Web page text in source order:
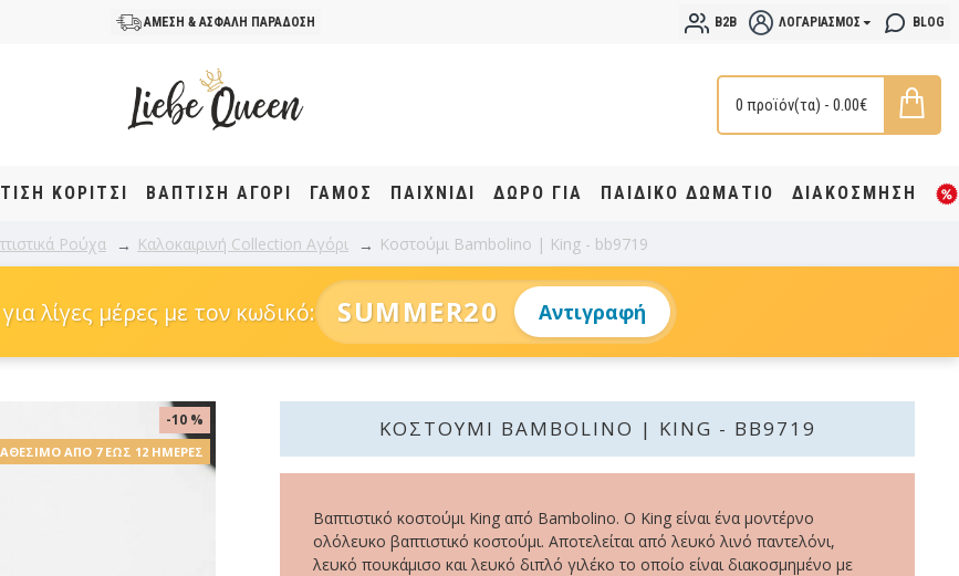
ΑΜΕΣΗ & ΑΣΦΑΛΗ ΠΑΡΑΔΟΣΗ B2B ΛΟΓΑΡΙΑΣΜΌΣ BLOG
0 προϊόν(τα) - 0.00€
KOΡΊΤΣΙ ΒΆΠΤΙΣΗ ΑΓΌΡΙ ΓΑΜΟΣ ΠΑΙΧΝΙΔΙ ΔΩΡΟ ΓΙΑ ΠΑΙΔΙΚΟ ΔΩΜΑΤΙΟ ΔΙΑΚΟΣΜΗΣΗ
Ρούχα Καλοκαιρινή Collection Αγόρι Κοστούμι Bambolino | King - bb9719
λίγες μέρες με τον κωδικό: SUMMER20 Αντιγραφή
-10 %
ΑΠΌ 7 ΈΩΣ 12 ΗΜΈΡΕΣ
ΚΟΣΤΟΎΜΙ BAMBOLINO | KING - BB9719
Βαπτιστικό κοστούμι King από Bambolino. O King είναι ένα μοντέρνο
ολόλευκο βαπτιστικό κοστούμι. Αποτελείται από λευκό λινό παντελόνι,
λευκό πουκάμισο και λευκό διπλό γιλέκο το οποίο είναι διακοσμημένο με